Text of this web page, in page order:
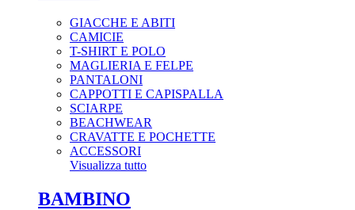
GIACCHE E ABITI
CAMICIE
T-SHIRT E POLO
MAGLIERIA E FELPE
PANTALONI
CAPPOTTI E CAPISPALLA
SCIARPE
BEACHWEAR
CRAVATTE E POCHETTE
ACCESSORI
Visualizza tutto
BAMBINO